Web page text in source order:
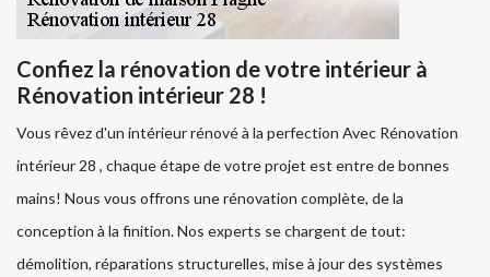
Confiez la rénovation de votre intérieur à
Rénovation intérieur 28 !
Vous rêvez d'un intérieur rénové à la perfection Avec Rénovation
intérieur 28 , chaque étape de votre projet est entre de bonnes
mains! Nous vous offrons une rénovation complète, de la
conception à la finition. Nos experts se chargent de tout:
démolition, réparations structurelles, mise à jour des systèmes